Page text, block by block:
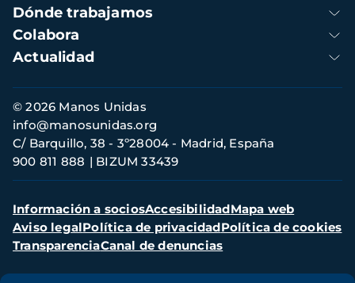
Dónde trabajamos
Colabora
Actualidad
Información
de
contacto
© 2026 Manos Unidas
C/ Barquillo, 38 - 3º28004 - Madrid, España
900 811 888
BIZUM 33439
info@manosunidas.org
Menú
secundario
Información a sociosAccesibilidadMapa web
Aviso legalPolítica de privacidadPolítica de cookies
TransparenciaCanal de denuncias